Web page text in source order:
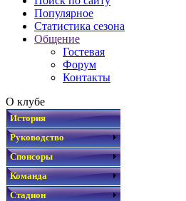
Популярное
Статистика сезона
Общение
Гостевая
Форум
Контакты
О клубе
История
Руководство
Спонсоры
Команда
Стадион